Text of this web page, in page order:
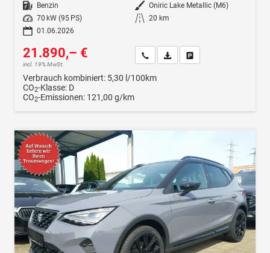
Kraftstoff Benzin Außenfarbe Oniric Lake Metallic (M6)
Leistung
70 kW (95 PS) Kilometerstand 20 km
01.06.2026
21.890,– €
incl. 19% MwSt.
Wir rufen Sie anFahrzeugexposé (PDF)
Verbrauch kombiniert: 5,30 l/100km
CO2-Klasse: D
CO2-Emissionen: 121,00 g/km